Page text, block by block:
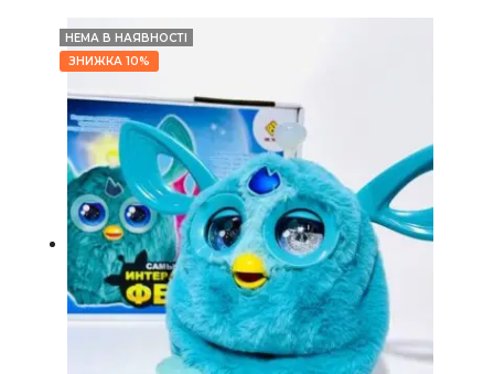
НЕМА В НАЯВНОСТІ
ЗНИЖКА 10%